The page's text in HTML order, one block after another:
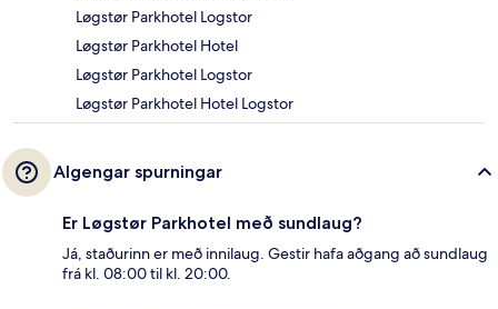
Løgstør Parkhotel Logstor
Løgstør Parkhotel Hotel
Løgstør Parkhotel Logstor
Løgstør Parkhotel Hotel Logstor
Algengar spurningar
Er Løgstør Parkhotel með sundlaug?
Já, staðurinn er með innilaug. Gestir hafa aðgang að sundlaug
frá kl. 08:00 til kl. 20:00.